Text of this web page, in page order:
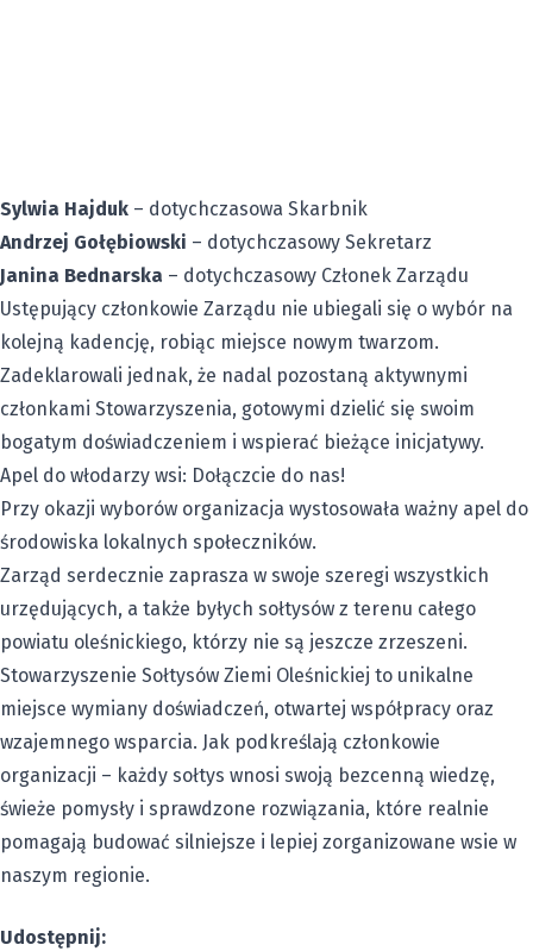
Sylwia Hajduk – dotychczasowa Skarbnik
Andrzej Gołębiowski – dotychczasowy Sekretarz
Janina Bednarska – dotychczasowy Członek Zarządu
Ustępujący członkowie Zarządu nie ubiegali się o wybór na
kolejną kadencję, robiąc miejsce nowym twarzom.
Zadeklarowali jednak, że nadal pozostaną aktywnymi
członkami Stowarzyszenia, gotowymi dzielić się swoim
bogatym doświadczeniem i wspierać bieżące inicjatywy.
Apel do włodarzy wsi: Dołączcie do nas!
Przy okazji wyborów organizacja wystosowała ważny apel do
środowiska lokalnych społeczników.
Zarząd serdecznie zaprasza w swoje szeregi wszystkich
urzędujących, a także byłych sołtysów z terenu całego
powiatu oleśnickiego, którzy nie są jeszcze zrzeszeni.
Stowarzyszenie Sołtysów Ziemi Oleśnickiej to unikalne
miejsce wymiany doświadczeń, otwartej współpracy oraz
wzajemnego wsparcia. Jak podkreślają członkowie
organizacji – każdy sołtys wnosi swoją bezcenną wiedzę,
świeże pomysły i sprawdzone rozwiązania, które realnie
pomagają budować silniejsze i lepiej zorganizowane wsie w
naszym regionie.
Udostępnij: